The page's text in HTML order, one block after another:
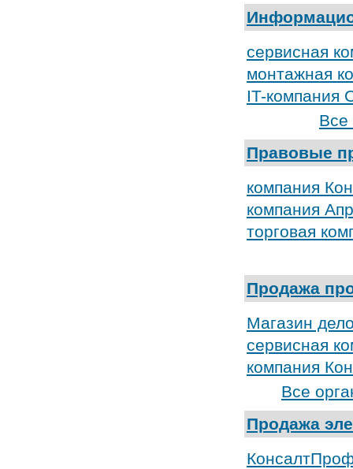
сервисная
монтажная
IT-
Все
Правовые
компания
компания
торговая
Продажа
Магазин
сервисная
компания
Все
Продажа